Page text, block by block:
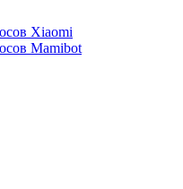
Xiaomi
Mamibot